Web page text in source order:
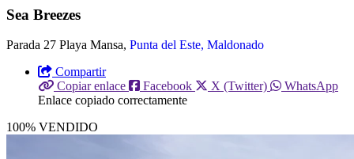
Sea Breezes
Parada 27 Playa Mansa, Punta del Este, Maldonado
Compartir
Copiar enlace
Facebook X (Twitter)
WhatsApp
Enlace copiado correctamente
100% VENDIDO